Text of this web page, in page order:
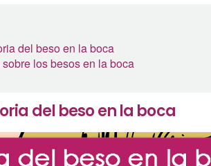
del beso en la boca
los besos en la boca
del beso en la boca